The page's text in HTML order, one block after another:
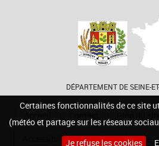
Certaines fonctionnalités de ce site
(météo et partage sur les réseaux
Je refuse les cookies
DÉPARTEMENT DE SEINE-
Accessibilité Cookies Site